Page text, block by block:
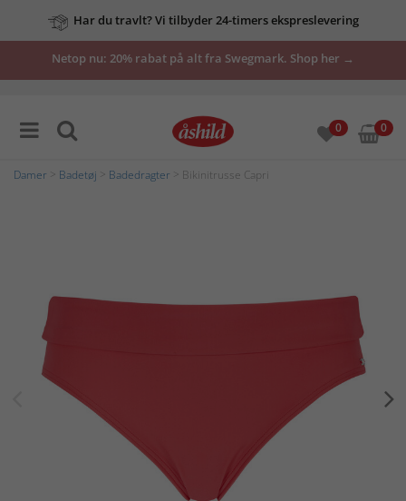
Har du travlt? Vi tilbyder 24-timers ekspreslevering
Netop nu: 20% rabat på alt fra Swegmark. Shop her →
0 0
Damer Badetøj Badedragter > Bikinitrusse Capri